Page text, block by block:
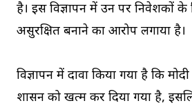
है। इस विज्ञापन में उन पर निवेशकों के
असुरक्षित बनाने का आरोप लगाया है।
विज्ञापन में दावा किया गया है कि
शासन को खत्म कर दिया गया है,